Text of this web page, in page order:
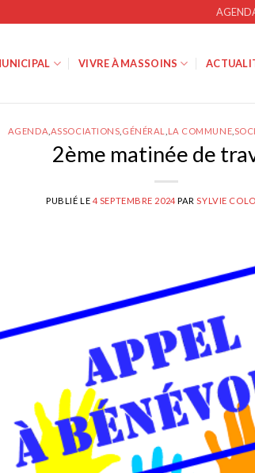
VIVRE À MASSOINS
AGENDA ASSOCIATIONS GÉNÉRAL LA COMMUNE
2ème matinée de
PUBLIÉ LE 4 SEPTEMBRE 2024 PAR SYLVIE